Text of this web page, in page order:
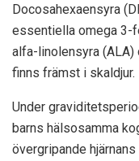
Docosahexaensyra
essentiella omega 3-
alfa-linolensyra (ALA)
finns främst i skaldjur.
Under
barns hälsosamma
övergripande